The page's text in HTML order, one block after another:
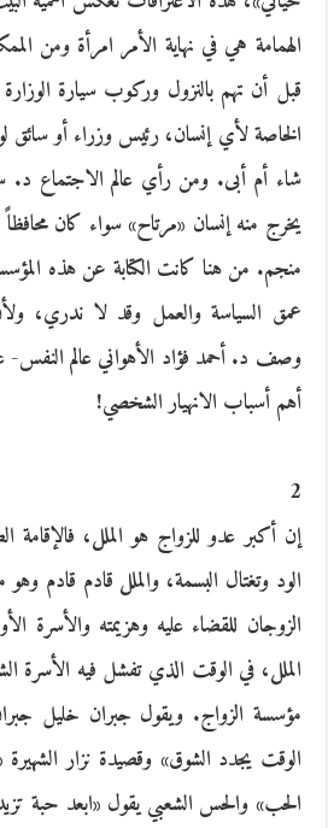
الهمامة هي في نهاية الأمر امرأة ومن
قبل أن تهم بالنزول وركوب سيارة
الخاصة لأي إنسان، رئيس وزراء أو سائق
شاء أم أبى. ومن رأي عالم الاجتماع د.
يخرج منه إنسان «مرتاح» سواء كان
منجم. من هنا كانت الكتابة عن هذه
عمق السياسة والعمل وقد لا ندري،
وصف د. أحمد فؤاد الأهواني عالم النفس-
أهم أسباب الانهيار الشخصي!
2
إن أكبر عدو للزواج هو الملل، فالإقامة
الود وتغتال البسمة، والملل قادم قادم
الزوجان للقضاء عليه وهزيمته والأسرة
الملل، في الوقت الذي تفشل فيه الأسرة
مؤسسة الزواج. ويقول جبران خليل
الوقت يجدد الشوق» وقصيدة نزار
الحب» والحس الشعبي يقول «ابعد حبة